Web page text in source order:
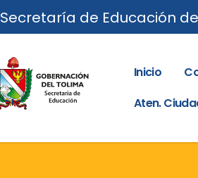
Secretaría de Educación
Inicio
Aten.